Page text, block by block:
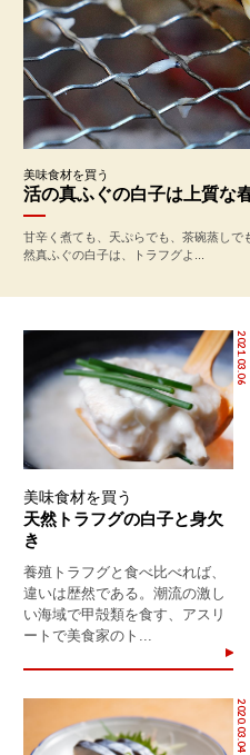
美味食材を買う
活の真ふぐの白子は上質な
甘辛く煮ても、天ぷらでも、茶碗蒸しで
然真ふぐの白子は、トラフグよ...
2021.03.06
美味食材を買う
天然トラフグの白子と身欠
き
養殖トラフグと食べ比べれば、
違いは歴然である。潮流の激し
い海域で甲殻類を食す、アスリ
ートで美食家のト...
2020.03.04